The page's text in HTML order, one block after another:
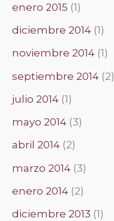
enero 2015 (1)
diciembre 2014 (1)
noviembre 2014 (1)
septiembre 2014 (2)
julio 2014 (1)
mayo 2014 (3)
abril 2014 (2)
marzo 2014 (3)
enero 2014 (2)
diciembre 2013 (1)